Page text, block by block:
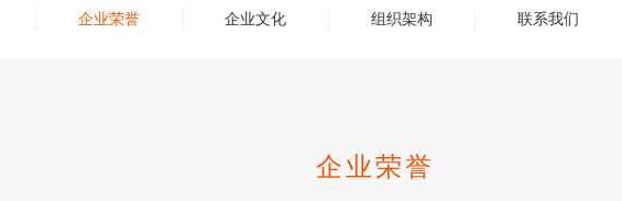
企业荣誉 企业文化 组织架构 联系我们
企业荣誉